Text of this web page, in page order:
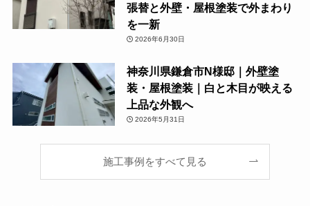
張替と外壁・屋根塗装で外まわり
を一新
2026年6月30日
神奈川県鎌倉市N様邸｜外壁塗
装・屋根塗装｜白と木目が映える
上品な外観へ
2026年5月31日
施工事例をすべて見る